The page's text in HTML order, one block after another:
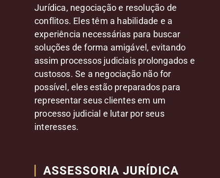
Jurídica, negociação e resolução de
conflitos. Eles têm a habilidade e a
experiência necessárias para buscar
soluções de forma amigável, evitando
assim processos judiciais prolongados e
custosos. Se a negociação não for
possível, eles estão preparados para
representar seus clientes em um
processo judicial e lutar por seus
interesses.
ASSESSORIA JURÍDICA